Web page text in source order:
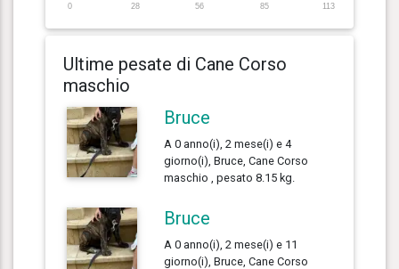
0 28 56 85 113
Ultime pesate di Cane Corso
maschio
Bruce
A 0 anno(i), 2 mese(i) e 4
giorno(i), Bruce, Cane Corso
maschio , pesato 8.15 kg.
Bruce
A 0 anno(i), 2 mese(i) e 11
giorno(i), Bruce, Cane Corso